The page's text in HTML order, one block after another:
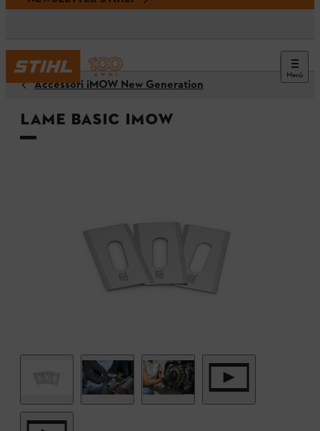
Menù
Accessori iMOW New Generation
Lame BASIC iMOW